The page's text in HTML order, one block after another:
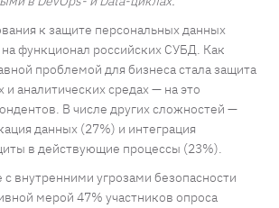
к защите персональных данных
функционал российских СУБД. Как
проблемой для бизнеса стала защита
аналитических средах — на это
В числе других сложностей —
данных (27%) и интеграция
в действующие процессы (23%).
внутренними угрозами безопасности
мерой 47% участников опроса